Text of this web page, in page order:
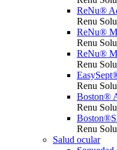
ReNu®
Renu
ReNu®
Renu
ReNu®
Renu
Renu
Boston®
Renu
Renu
Salud ocular